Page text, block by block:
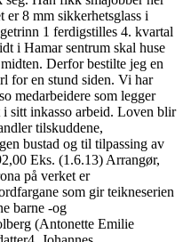
8 mm sikkerhetsglass i
1 ferdigstilles 4. kvartal
i Hamar sentrum skal huse
Derfor bestilte jeg en
for en stund siden. Vi har
medarbeidere som legger
sitt inkasso arbeid. Loven blir
tilskuddene,
bustad og til tilpassing av
Eks. (1.6.13) Arrangør,
på verket er
som gir teikneserien
barne -og
(Antonette Emilie